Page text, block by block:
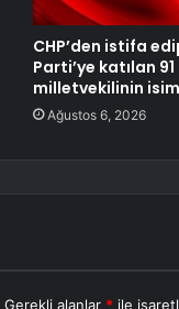
CHP’den istifa
Parti’ye katılan 91
milletvekilinin
Ağustos 6, 2026
Gerekli alanlar * ile